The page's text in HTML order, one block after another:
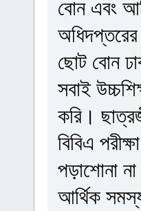
বোন এবং
ছোট বোন
সবাই
করি।
বিবিএ
পড়াশোনা
আর্থিক